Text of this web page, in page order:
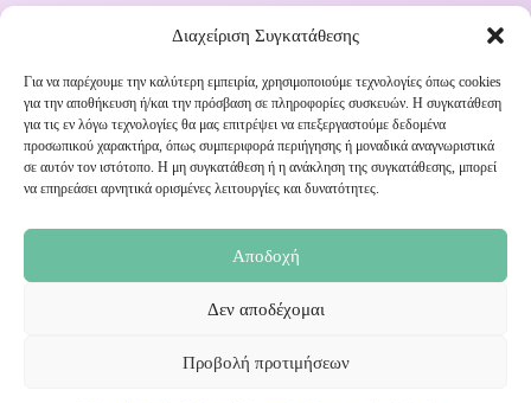
Διαχείριση Συγκατάθεσης
Για να παρέχουμε την καλύτερη εμπειρία, χρησιμοποιούμε τεχνολογίες όπως cookies
για την αποθήκευση ή/και την πρόσβαση σε πληροφορίες συσκευών. Η συγκατάθεση
για τις εν λόγω τεχνολογίες θα μας επιτρέψει να επεξεργαστούμε δεδομένα
προσωπικού χαρακτήρα, όπως συμπεριφορά περιήγησης ή μοναδικά αναγνωριστικά
σε αυτόν τον ιστότοπο. Η μη συγκατάθεση ή η ανάκληση της συγκατάθεσης, μπορεί
να επηρεάσει αρνητικά ορισμένες λειτουργίες και δυνατότητες.
Αποδοχή
Δεν αποδέχομαι
Προβολή προτιμήσεων
Εγγραφή στο Newsletter μας
Ενημερωθείτε πρώτοι για εκπτώσεις και αποκλειστικές